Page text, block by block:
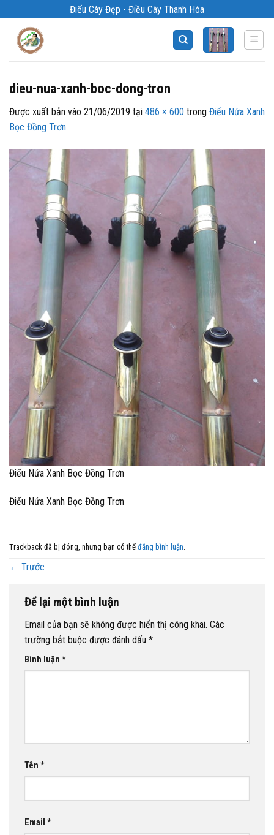
qua
Điếu Cày Đẹp - Điều Cày Thanh Hóa
dieu-nua-xanh-boc-dong-tron
Được xuất bản vào 21/06/2019 tại 486 × 600 trong Điếu Nứa Xanh
Bọc Đồng Trơn
Điếu Nứa Xanh Bọc Đồng Trơn
Điếu Nứa Xanh Bọc Đồng Trơn
Trackback đã bị đóng, nhưng bạn có thể đăng bình luận.
← Trước
Để lại một bình luận
Email của bạn sẽ không được hiển thị công khai. Các
trường bắt buộc được đánh dấu *
Bình luận *
Tên *
Email *